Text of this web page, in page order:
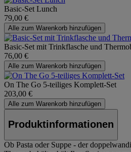
Basic-Set Lunch
79,00 €
Alle zum Warenkorb hinzufügen
Basic-Set mit Trinkflasche und
76,00 €
Alle zum Warenkorb hinzufügen
On The Go 5-teiliges Komplett-Set
203,00 €
Alle zum Warenkorb hinzufügen
Produktinformationen
Ob Pasta oder Suppe - der